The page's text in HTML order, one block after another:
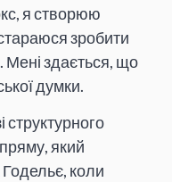
я створюю
зробити
Мені здається, що
думки.
структурного
який
коли